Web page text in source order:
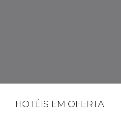
HOTÉIS EM OFERTA